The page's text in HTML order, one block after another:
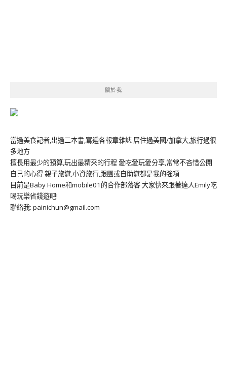
關於我
當過美食記者,出過二本書,寫遍各報章雜誌 居住過美國/加拿大,旅行過很
多地方
擅長用最少的預算,玩出最精采的行程 愛吃愛玩愛分享,常常不吝惜公開
自己的心得 親子旅遊,小資旅行,跟團或自助遊都是我的強項
目前是Baby Home和mobile01的合作部落客 大家快來跟著達人Emily吃
喝玩樂省錢遊吧!
聯絡我: painichun@gmail.com